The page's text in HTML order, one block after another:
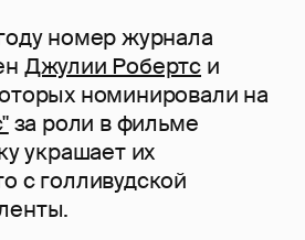
номер журнала
Джулии Робертс и
номинировали на
за роли в фильме
украшает их
с голливудской